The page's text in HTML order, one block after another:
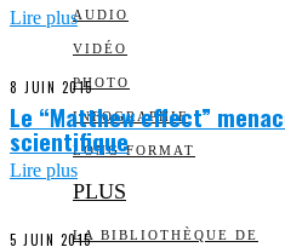
AUDIO
VIDÉO
PHOTO
INFOGRAPHIE
LONG FORMAT
PLUS
LA BIBLIOTHÈQUE DE
Lire plus
8 JUIN 2015
Le “Matthew effect”
scientifique
Lire plus
5 JUIN 2015